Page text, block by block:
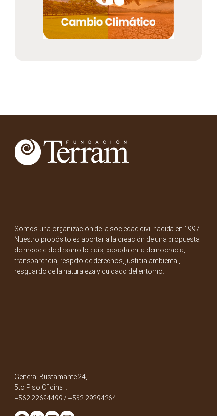
Somos una organización de la sociedad civil nacida en 1997.
Nuestro propósito es aportar a la creación de una propuesta
de modelo de desarrollo país, basada en la democracia,
transparencia, respeto de derechos, justicia ambiental,
resguardo de la naturaleza y cuidado del entorno.
General Bustamante 24,
5to Piso Oficina i.
+562 22694499 / +562 29294264